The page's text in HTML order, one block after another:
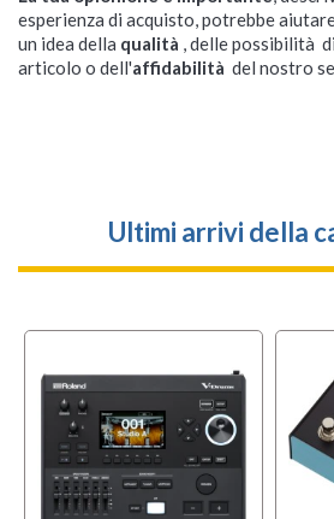
esperienza di acquisto, potrebbe
un idea della qualità , delle possibilità
articolo o dell'affidabilità del nostro
Ultimi arrivi della